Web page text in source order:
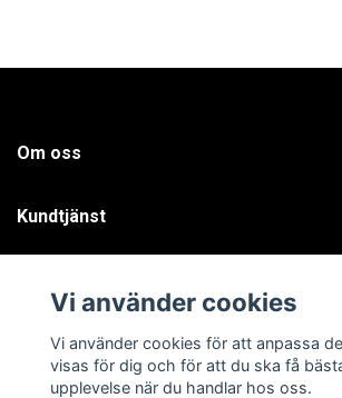
Om oss
Kundtjänst
Sociala medier
Vi använder cookies
Vi använder cookies för att anpassa
visas för dig och för att du ska få
upplevelse när du handlar hos oss.